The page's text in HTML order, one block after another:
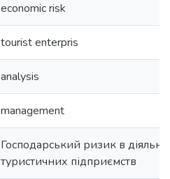
economic risk
tourist enterpris
analysis
management
Господарський ризик в
туристичних підприємств